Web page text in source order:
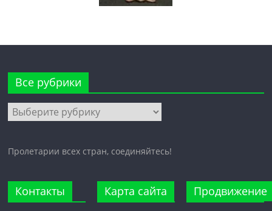
Все рубрики
Все
рубрики
Пролетарии всех стран, соединяйтесь!
Контакты Карта сайта Продвижение